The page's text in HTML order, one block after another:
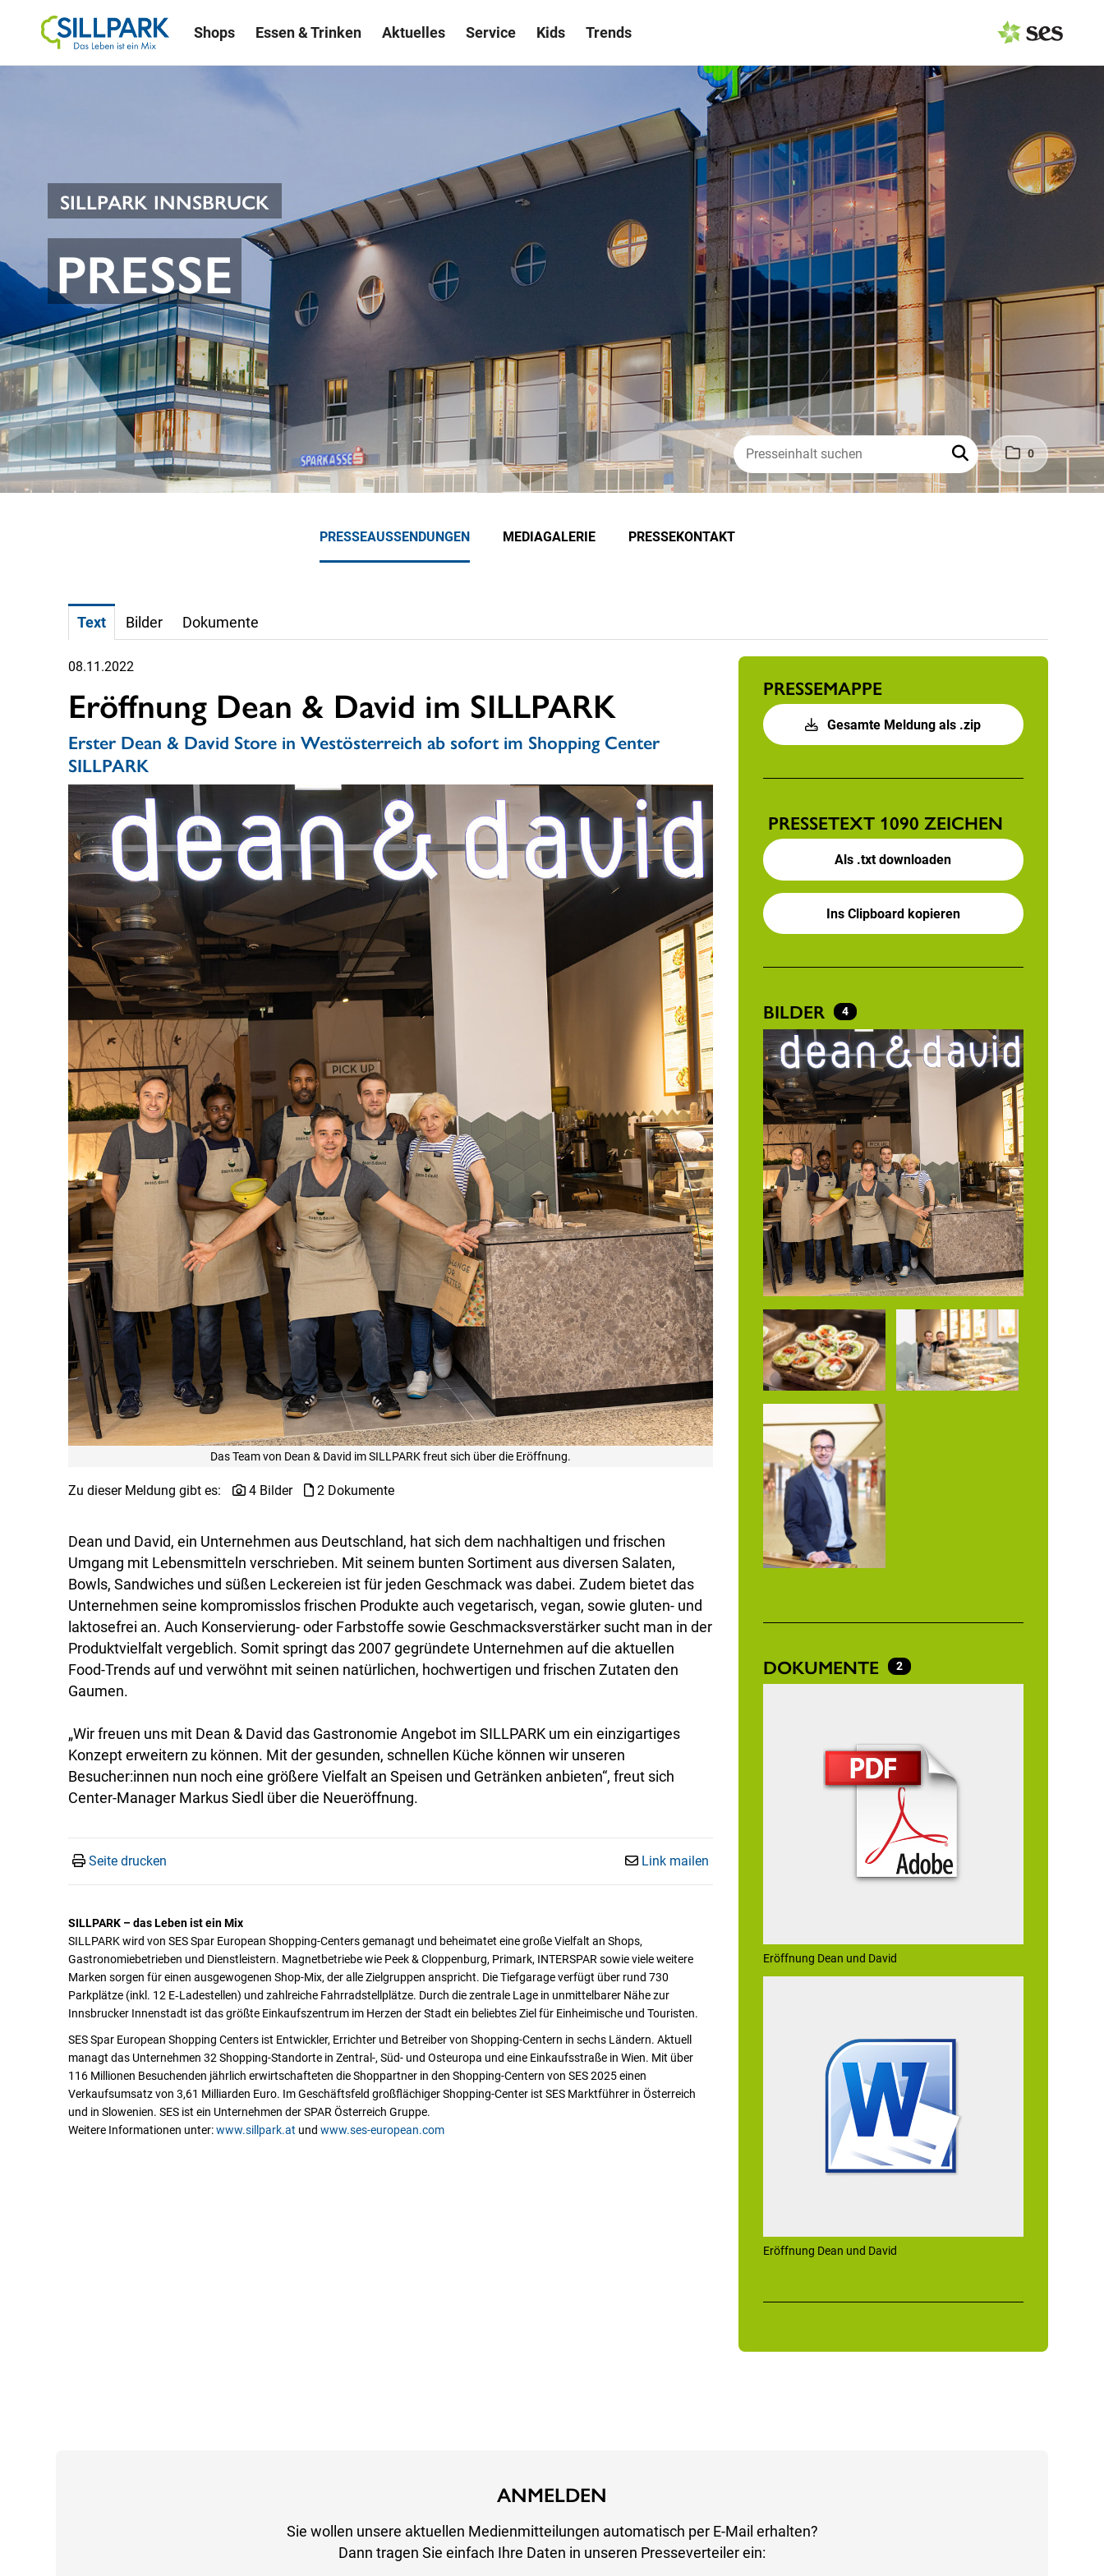
Shops Essen & Trinken Aktuelles Service Kids Trends
0
SILLPARK INNSBRUCK
PRESSE
PRESSEAUSSENDUNGEN MEDIAGALERIE PRESSEKONTAKT
Text Bilder Dokumente
08.11.2022
Eröffnung Dean & David im SILLPARK
Erster Dean & David Store in Westösterreich ab sofort im Shopping Center
SILLPARK
Das Team von Dean & David im SILLPARK freut sich über die Eröffnung.
Zu dieser Meldung gibt es: 4 Bilder 2 Dokumente
Dean und David, ein Unternehmen aus Deutschland, hat sich dem nachhaltigen und frischen
Umgang mit Lebensmitteln verschrieben. Mit seinem bunten Sortiment aus diversen Salaten,
Bowls, Sandwiches und süßen Leckereien ist für jeden Geschmack was dabei. Zudem bietet das
Unternehmen seine kompromisslos frischen Produkte auch vegetarisch, vegan, sowie gluten- und
laktosefrei an. Auch Konservierung- oder Farbstoffe sowie Geschmacksverstärker sucht man in der
Produktvielfalt vergeblich. Somit springt das 2007 gegründete Unternehmen auf die aktuellen
Food-Trends auf und verwöhnt mit seinen natürlichen, hochwertigen und frischen Zutaten den
Gaumen.
„Wir freuen uns mit Dean & David das Gastronomie Angebot im SILLPARK um ein einzigartiges
Konzept erweitern zu können. Mit der gesunden, schnellen Küche können wir unseren
Besucher:innen nun noch eine größere Vielfalt an Speisen und Getränken anbieten“, freut sich
Center-Manager Markus Siedl über die Neueröffnung.
Seite drucken Link mailen
SILLPARK – das Leben ist ein Mix
SILLPARK wird von SES Spar European Shopping-Centers gemanagt und beheimatet eine große Vielfalt an Shops,
Gastronomiebetrieben und Dienstleistern. Magnetbetriebe wie Peek & Cloppenburg, Primark, INTERSPAR sowie viele weitere
Marken sorgen für einen ausgewogenen Shop-Mix, der alle Zielgruppen anspricht. Die Tiefgarage verfügt über rund 730
Parkplätze (inkl. 12 E‑Ladestellen) und zahlreiche Fahrradstellplätze. Durch die zentrale Lage in unmittelbarer Nähe zur
Innsbrucker Innenstadt ist das größte Einkaufszentrum im Herzen der Stadt ein beliebtes Ziel für Einheimische und Touristen.
SES Spar European Shopping Centers ist Entwickler, Errichter und Betreiber von Shopping-Centern in sechs Ländern. Aktuell
managt das Unternehmen 32 Shopping-Standorte in Zentral-, Süd- und Osteuropa und eine Einkaufsstraße in Wien. Mit über
116 Millionen Besuchenden jährlich erwirtschafteten die Shoppartner in den Shopping-Centern von SES 2025 einen
Verkaufsumsatz von 3,61 Milliarden Euro. Im Geschäftsfeld großflächiger Shopping-Center ist SES Marktführer in Österreich
und in Slowenien. SES ist ein Unternehmen der SPAR Österreich Gruppe.
Weitere Informationen unter:www.sillpark.at und www.ses-european.com
PRESSEMAPPE
Gesamte Meldung als .zip
PRESSETEXT 1090 ZEICHEN
Als .txt downloaden
Ins Clipboard kopieren
BILDER 4
DOKUMENTE 2
Eröffnung Dean und David
Eröffnung Dean und David
ANMELDEN
Sie wollen unsere aktuellen Medienmitteilungen automatisch per E-Mail erhalten?
Dann tragen Sie einfach Ihre Daten in unseren Presseverteiler ein: